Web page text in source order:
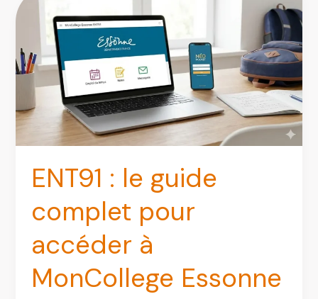
pour
Connecter
et
Utiliser
l’Espace
Étudiant
Graphic
ENT91 : le guide
complet pour
accéder à
MonCollege Essonne